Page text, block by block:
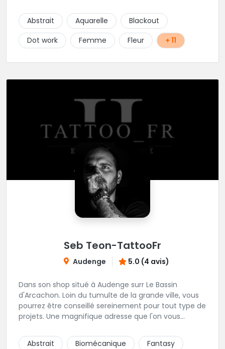
Dotwork, ornemental et floral. Epaulée par AlexXx
Tattoo pour les petits tattoos, lettrage, darkwork,
mangas et Réalisme. Les horaires stipulés sont les
horaires d'entrées libres.
Abstrait Aquarelle
Blackout
Dot work
Femme Fleur + 11
Seb Teon-TattooFr
Audenge 5.0 (4 avis)
Dans son shop situé à Audenge surr Le Bassin
d'Arcachon. Loin du tumulte de la grande ville, vous
pourrez être conseillé sereinement pour tout type de
projets. Une magnifique adresse que l'on vous
et passages au shop sur rendez-vous également.
Abstrait Biomécanique
Fantasy